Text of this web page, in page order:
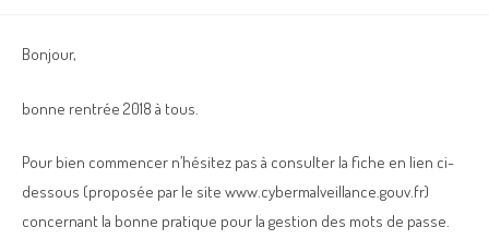
Bonjour,
bonne rentrée 2018 à tous.
Pour bien commencer n’hésitez pas à consulter la fiche en lien ci-
dessous (proposée par le site www.cybermalveillance.gouv.fr)
concernant la bonne pratique pour la gestion des mots de passe.